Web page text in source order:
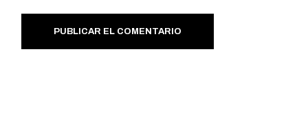
PUBLICAR EL COMENTARIO